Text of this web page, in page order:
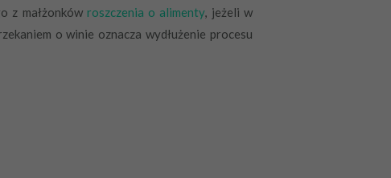
z małżonków roszczenia o alimenty, jeżeli w
o winie oznacza wydłużenie procesu